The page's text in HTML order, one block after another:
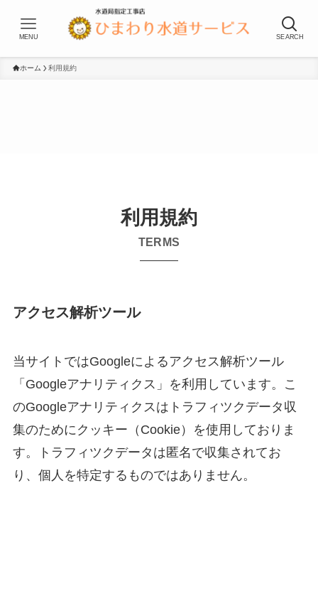
SEARCH
MENU
ホーム 利用規約
利用規約
TERMS
アクセス解析ツール
当サイトではGoogleによるアクセス解析ツール
「Googleアナリティクス」を利用しています。こ
のGoogleアナリティクスはトラフィツクデータ収
集のためにクッキー（Cookie）を使用しておりま
す。トラフィツクデータは匿名で収集されてお
り、個人を特定するものではありません。